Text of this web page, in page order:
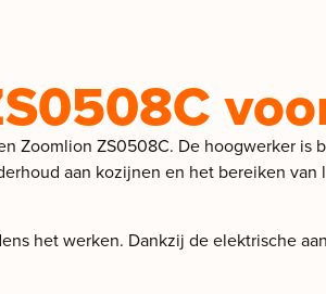
Zoomlion ZS0508C. De hoogwerker is
aan kozijnen en het bereiken
het werken. Dankzij de elektrische